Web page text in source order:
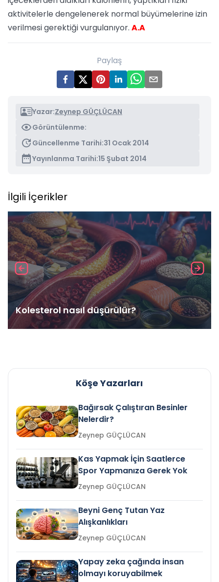
aktivitelerle dengelenerek normal büyümelerine izin
verilmesi gerektiği vurgulanıyor. A.A
Paylaş
Yazar:Zeynep GÜÇLÜCAN
Görüntülenme:
Güncellenme Tarihi:31 Ocak 2014
Yayınlanma Tarihi:15 Şubat 2014
İlgili İçerikler
Kolesterol nasıl düşürülür?
Köşe Yazarları
Bağırsak Çalıştıran Besinler
Nelerdir?
Zeynep GÜÇLÜCAN
Kas Yapmak İçin Saatlerce
Spor Yapmanıza Gerek Yok
Zeynep GÜÇLÜCAN
Beyni Genç Tutan Yaz
Alışkanlıkları
Zeynep GÜÇLÜCAN
Yapay zeka çağında insan
olmayı koruyabilmek